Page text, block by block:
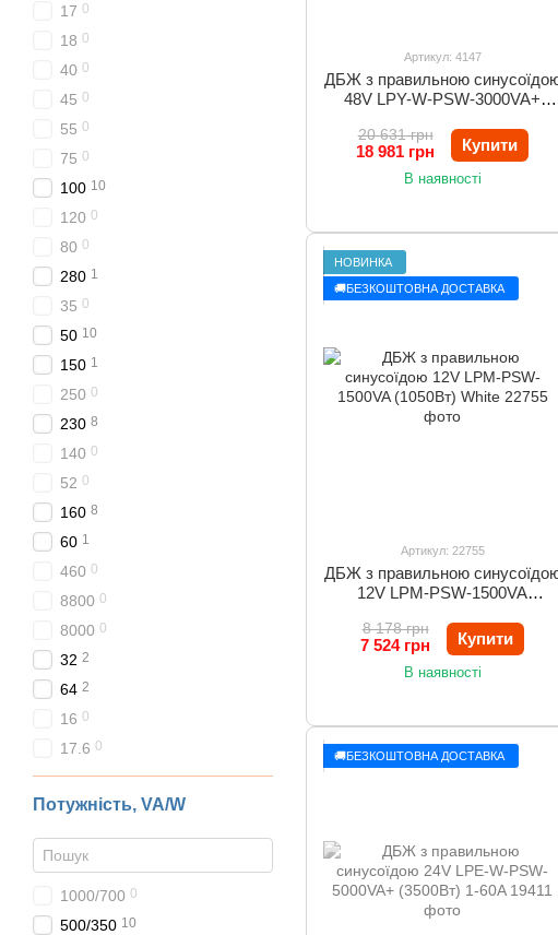
Артикул: 4147
ДБЖ з правильною
48V LPY-W-PSW-3000VA+
20 631 грн
18 981 грн Купити
В наявності
НОВИНКА
🚚БЕЗКОШТОВНА ДОСТАВКА
Артикул: 22755
ДБЖ з правильною
12V LPM-PSW-1500VA
8 178 грн
7 524 грн Купити
В наявності
🚚БЕЗКОШТОВНА ДОСТАВКА
17 0
18 0
40 0
45 0
55 0
75 0
100 10
120 0
80 0
280 1
35 0
50 10
150 1
250 0
230 8
140 0
52 0
160 8
60 1
460 0
8800 0
8000 0
32 2
64 2
16 0
17.6 0
Потужність, VA/W
1000/700 0
500/350 10